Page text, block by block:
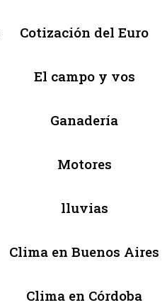
Cotización del Euro
El campo y vos
Ganadería
Motores
lluvias
Clima en Buenos Aires
Clima en Córdoba